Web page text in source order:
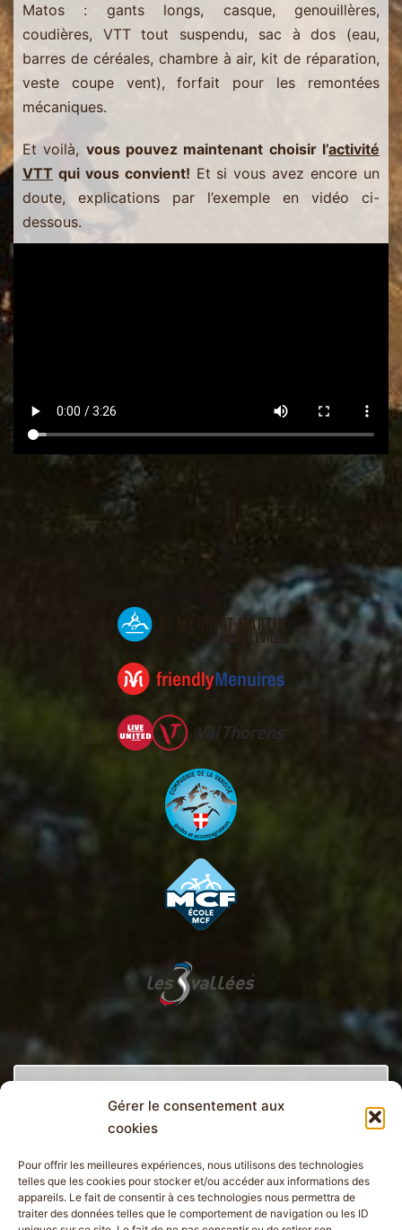
Gérer le consentement aux
cookies
Pour offrir les meilleures expériences, nous utilisons des technologies
telles que les cookies pour stocker et/ou accéder aux informations des
appareils. Le fait de consentir à ces technologies nous permettra de
traiter des données telles que le comportement de navigation ou les ID
Matos : gants longs, casque, genouillères,
coudières, VTT tout suspendu, sac à dos (eau,
barres de céréales, chambre à air, kit de réparation,
veste coupe vent), forfait pour les remontées
mécaniques.
Et voilà, vous pouvez maintenant choisir l’activité
VTT qui vous convient! Et si vous avez encore un
doute, explications par l’exemple en vidéo ci-
dessous.